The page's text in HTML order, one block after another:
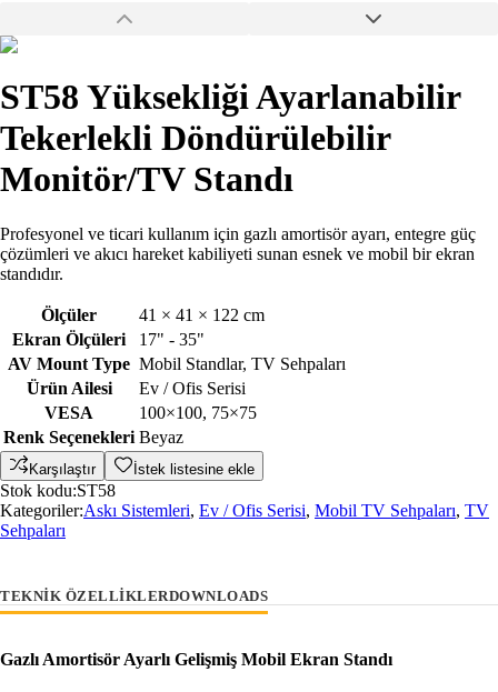
ST58 Yüksekliği Ayarlanabilir
Tekerlekli Döndürülebilir
Monitör/TV Standı
Profesyonel ve ticari kullanım için gazlı amortisör ayarı, entegre güç
çözümleri ve akıcı hareket kabiliyeti sunan esnek ve mobil bir ekran
standıdır.
Ölçüler
41 × 41 × 122 cm
Ekran Ölçüleri
17" - 35"
AV Mount Type Mobil Standlar, TV Sehpaları
Ürün Ailesi
Ev / Ofis Serisi
VESA
100×100, 75×75
Renk Seçenekleri Beyaz
Karşılaştır İstek listesine ekle
Stok kodu:ST58
Kategoriler:Askı Sistemleri, Ev / Ofis Serisi, Mobil TV Sehpaları, TV
Sehpaları
TEKNIK ÖZELLIKLERDOWNLOADS
Gazlı Amortisör Ayarlı Gelişmiş Mobil Ekran Standı